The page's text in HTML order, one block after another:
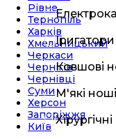
Іригатори
Ковшові
М'які ноші
Рівне
Тернопіль
Харків
Хмельницький
Черкаси
Чернігів
Чернівці
Суми
Херсон
Запоріжжя
Київ